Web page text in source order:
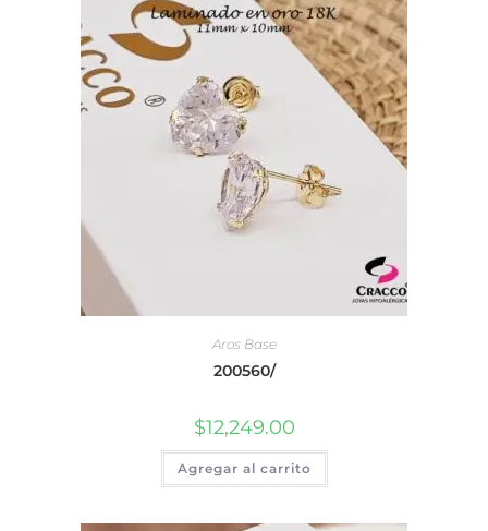
Aros Base
200560/
$12,249.00
Agregar al carrito